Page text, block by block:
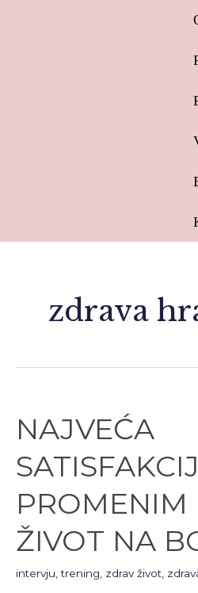
zdrava
NAJVEĆA
PROMENIM
ŽIVOT NA
intervju ,trening zdrav život
SATISFAKCIJA
–
KAD
NEČIJI
NA